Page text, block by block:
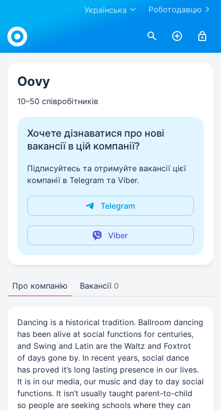
Роботодавцю
Українська
Work.ua
Oovy
10–50 співробітників
Хочете дізнаватися про нові
вакансії в цій компанії?
Підписуйтесь та отримуйте вакансії цієї
компанії в Telegram та Viber.
Telegram
Viber
Про компанію Вакансії 0
Dancing is a historical tradition. Ballroom dancing
has been alive at social functions for centuries,
and Swing and Latin are the Waltz and Foxtrot
of days gone by. In recent years, social dance
has proved it’s long lasting presence in our lives.
It is in our media, our music and day to day social
functions. It isn’t usually taught parent-to-child
so people are seeking schools where they can